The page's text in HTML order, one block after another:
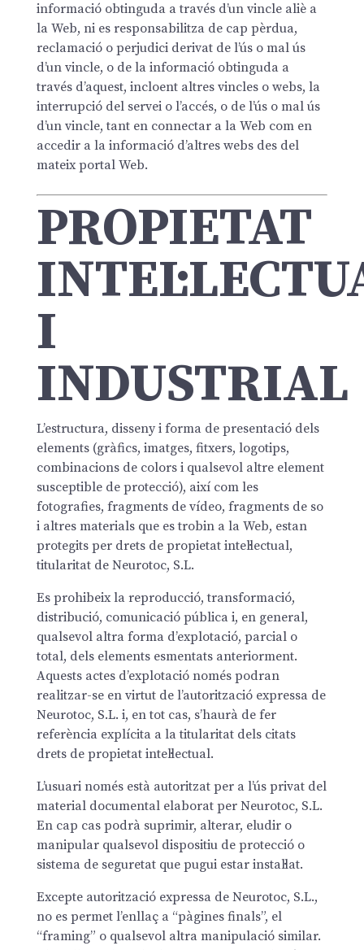
informació obtinguda a través d’un vincle aliè a
la Web, ni es responsabilitza de cap pèrdua,
reclamació o perjudici derivat de l’ús o mal ús
d’un vincle, o de la informació obtinguda a
través d’aquest, incloent altres vincles o webs, la
interrupció del servei o l’accés, o de l’ús o mal ús
d’un vincle, tant en connectar a la Web com en
accedir a la informació d’altres webs des del
mateix portal Web.
PROPIETAT
I
INDUSTRIAL
L’estructura, disseny i forma de presentació dels
elements (gràfics, imatges, fitxers, logotips,
combinacions de colors i qualsevol altre element
susceptible de protecció), així com les
fotografies, fragments de vídeo, fragments de so
i altres materials que es trobin a la Web, estan
protegits per drets de propietat intel·lectual,
titularitat de Neurotoc, S.L.
Es prohibeix la reproducció, transformació,
distribució, comunicació pública i, en general,
qualsevol altra forma d’explotació, parcial o
total, dels elements esmentats anteriorment.
Aquests actes d’explotació només podran
realitzar-se en virtut de l’autorització expressa de
Neurotoc, S.L. i, en tot cas, s’haurà de fer
referència explícita a la titularitat dels citats
drets de propietat intel·lectual.
L’usuari només està autoritzat per a l’ús privat del
material documental elaborat per Neurotoc, S.L.
En cap cas podrà suprimir, alterar, eludir o
manipular qualsevol dispositiu de protecció o
sistema de seguretat que pugui estar instal·lat.
Excepte autorització expressa de Neurotoc, S.L.,
no es permet l’enllaç a “pàgines finals”, el
“framing” o qualsevol altra manipulació similar.